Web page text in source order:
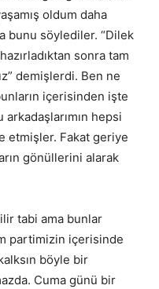
oldum daha
bunu söylediler. “Dilek
sonra tam
demişlerdi. Ben ne
içerisinden işte
hepsi
etmişler. Fakat geriye
gönüllerini alarak
tabi ama bunlar
partimizin içerisinde
böyle bir
Cuma günü bir